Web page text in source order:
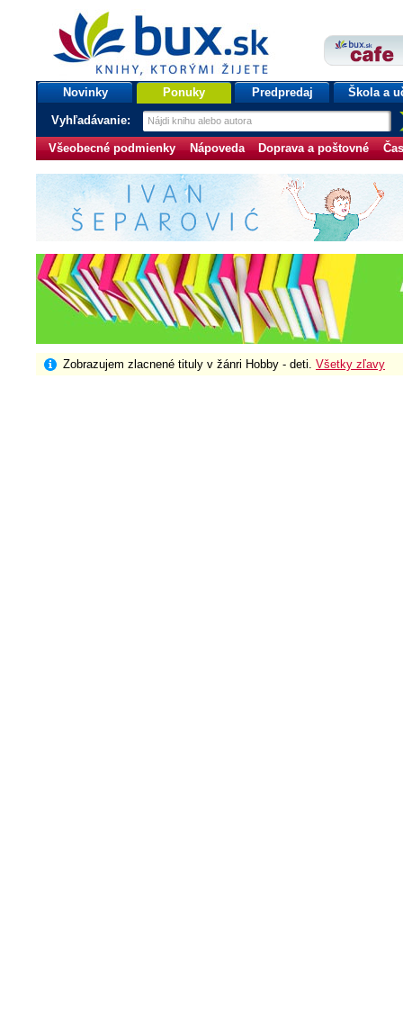
bux.sk
knihy, ktorými žijete
Úvodná stránka
Novinky Ponuky Predpredaj Škola a
Vyhľadávanie:
Všeobecné podmienky Nápoveda Doprava a poštovné
Zobrazujem zlacnené tituly v žánri Hobby - deti. Všetky zľavy